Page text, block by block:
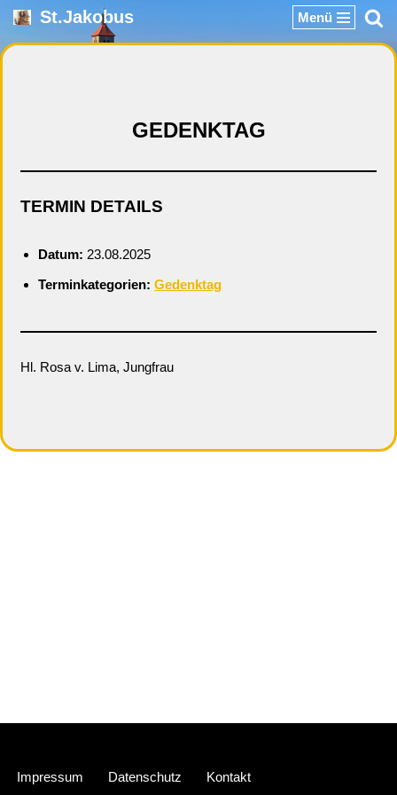
Zum
St.Jakobus Menü
GEDENKTAG
TERMIN DETAILS
Datum: 23.08.2025
Terminkategorien: Gedenktag
Hl. Rosa v. Lima, Jungfrau
Impressum Datenschutz Kontakt